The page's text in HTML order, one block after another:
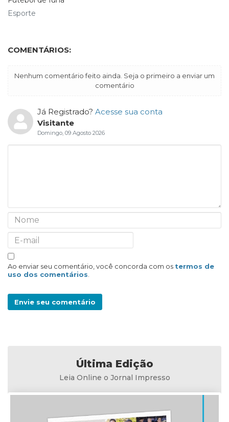
Esporte
COMENTÁRIOS:
Nenhum comentário feito ainda. Seja o primeiro a enviar um
comentário
Já Registrado? Acesse sua conta
Visitante
Domingo, 09 Agosto 2026
Ao enviar seu comentário, você concorda com os termos de
uso dos comentários
Envie seu comentário
Última Edição
Leia Online o Jornal Impresso